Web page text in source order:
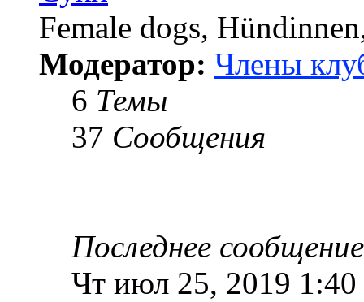
Female dogs,
Модератор: Члены
6 Темы
37 Сообщения
Последнее сообщение
Чт июл 25, 2019 1:40